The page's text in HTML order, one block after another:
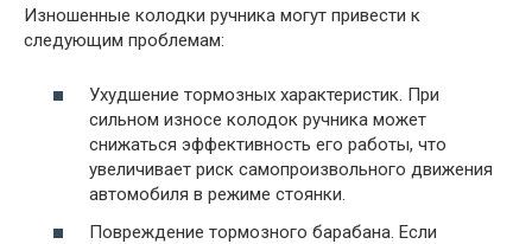
Изношенные колодки ручника могут привести к
следующим проблемам:
Ухудшение тормозных характеристик. При
сильном износе колодок ручника может
снижаться эффективность его работы, что
увеличивает риск самопроизвольного движения
автомобиля в режиме стоянки.
Повреждение тормозного барабана. Если